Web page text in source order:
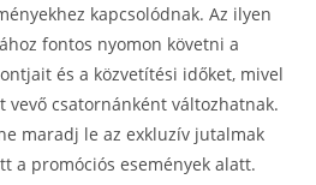
kapcsolódnak. Az ilyen
fontos nyomon követni a
és a közvetítési időket, mivel
vevő csatornánként változhatnak.
maradj le az exkluzív jutalmak
a promóciós események alatt.